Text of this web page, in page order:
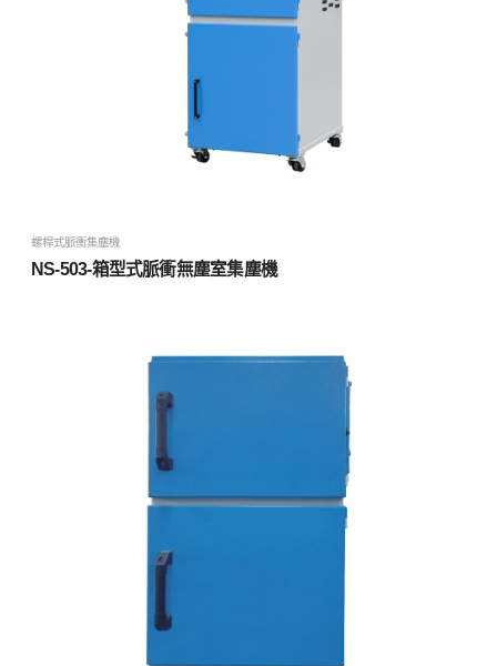
螺桿式脈衝集塵機
NS-503-箱型式脈衝無塵室集塵機